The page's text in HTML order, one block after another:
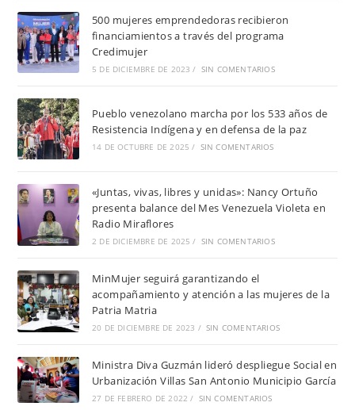
500 mujeres emprendedoras recibieron
financiamientos a través del programa
Credimujer
5 DE DICIEMBRE DE 2023 / SIN COMENTARIOS
Pueblo venezolano marcha por los 533 años de
Resistencia Indígena y en defensa de la paz
14 DE OCTUBRE DE 2025 / SIN COMENTARIOS
«Juntas, vivas, libres y unidas»: Nancy Ortuño
presenta balance del Mes Venezuela Violeta en
Radio Miraflores
2 DE DICIEMBRE DE 2025 / SIN COMENTARIOS
MinMujer seguirá garantizando el
acompañamiento y atención a las mujeres de la
Patria Matria
20 DE DICIEMBRE DE 2023 / SIN COMENTARIOS
Ministra Diva Guzmán lideró despliegue Social en
Urbanización Villas San Antonio Municipio García
27 DE FEBRERO DE 2022 / SIN COMENTARIOS